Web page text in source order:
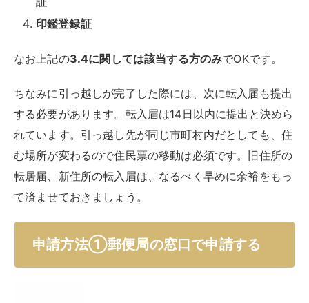
印鑑登録証
なお上記の3.4に関しては該当する方のみでOKです。
ちなみに引っ越しが完了した際には、次に転入届も提出
する必要があります。転入届は14日以内に提出と決めら
れています。引っ越し先が同じ市町村内だとしても、住
む場所が変わるので住民票の移動は必須です。旧住所の
転居届、新住所の転入届は、なるべく早めに余裕をもっ
て済ませておきましょう。
申請方法①郵便局の窓口で申請する